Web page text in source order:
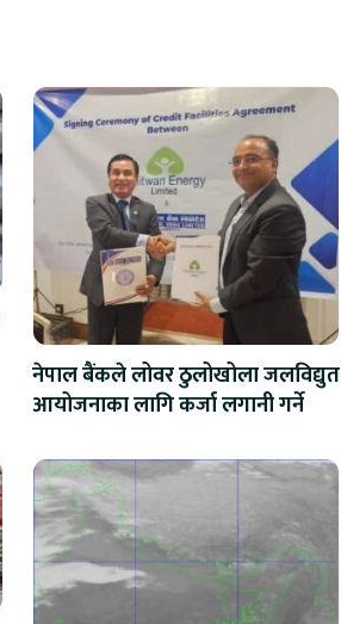
नेपाल बैंकले लोवर ठुलोखोला जलविद्युत
आयोजनाका लागि कर्जा लगानी गर्ने